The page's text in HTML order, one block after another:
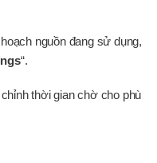
nguồn đang sử dụng,
“.
chỉnh thời gian chờ cho phù